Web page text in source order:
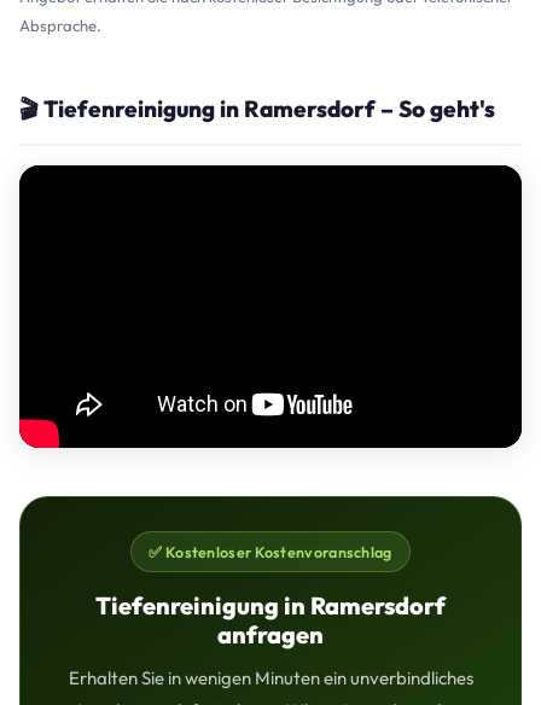
Absprache.
🎬 Tiefenreinigung in Ramersdorf – So geht's
✅ Kostenloser Kostenvoranschlag
Tiefenreinigung in Ramersdorf
anfragen
Erhalten Sie in wenigen Minuten ein unverbindliches